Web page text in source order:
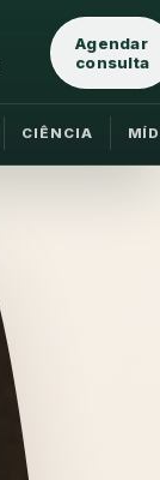
CIÊNCIA
Agendar
consulta